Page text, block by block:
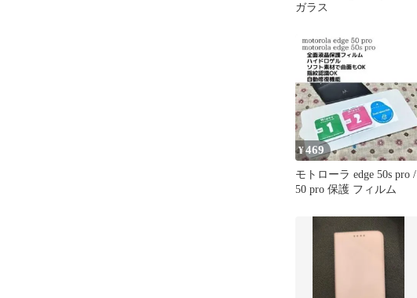
ガラス
¥469
モトローラ edge 50s pro /
50 pro 保護 フィルム